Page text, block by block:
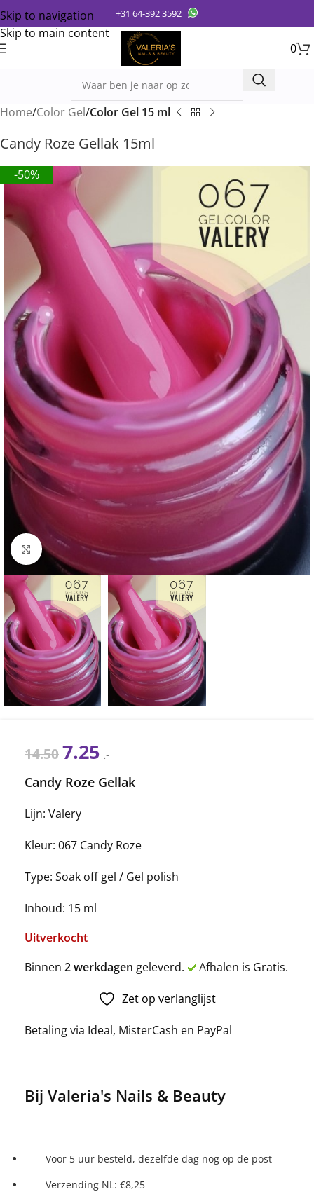
Skip to navigation
Skip to main content
+31 64-392 3592
0
Home Color Gel Color Gel 15 ml
Candy Roze Gellak 15ml
-50%
Click to enlarge
14.50 7.25 .-
Candy Roze Gellak
Lijn: Valery
Kleur: 067 Candy Roze
Type: Soak off gel / Gel polish
Inhoud: 15 ml
Uitverkocht
Binnen 2 werkdagen geleverd. Afhalen is Gratis.
Zet op verlanglijst
Betaling via Ideal, MisterCash en PayPal
Bij Valeria's Nails & Beauty
Voor 5 uur besteld, dezelfde dag nog op de post
Verzending NL: €8,25